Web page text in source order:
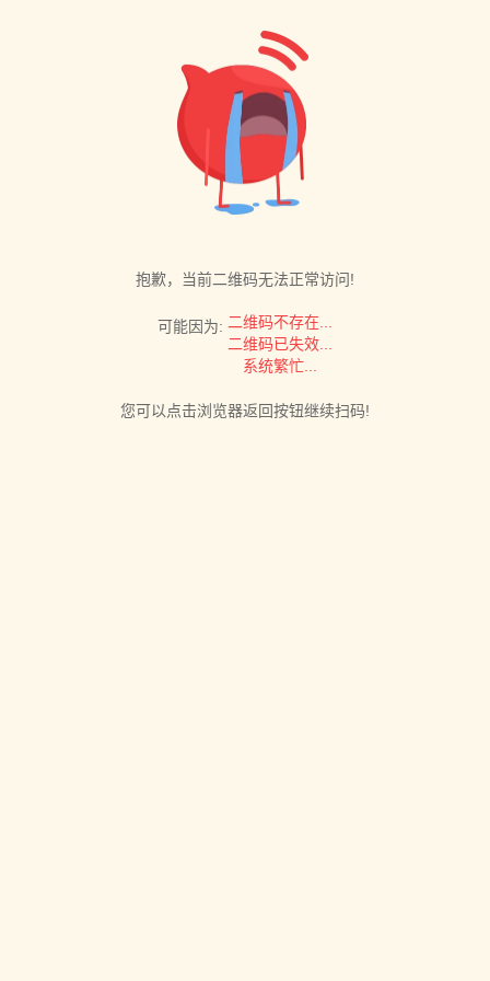
抱歉，当前二维码无法正常访问!
可能因为: 二维码不存在...
二维码已失效...
系统繁忙...
您可以点击浏览器返回按钮继续扫码!